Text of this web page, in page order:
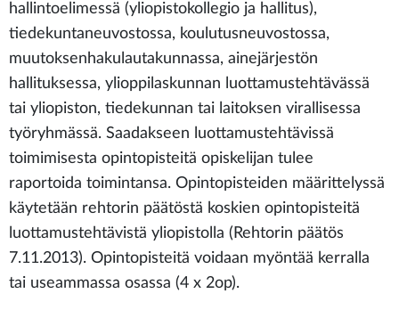
hallintoelimessä (yliopistokollegio ja hallitus),
tiedekuntaneuvostossa, koulutusneuvostossa,
muutoksenhakulautakunnassa, ainejärjestön
hallituksessa, ylioppilaskunnan luottamustehtävässä
tai yliopiston, tiedekunnan tai laitoksen virallisessa
työryhmässä. Saadakseen luottamustehtävissä
toimimisesta opintopisteitä opiskelijan tulee
raportoida toimintansa. Opintopisteiden määrittelyssä
käytetään rehtorin päätöstä koskien opintopisteitä
luottamustehtävistä yliopistolla (Rehtorin päätös
7.11.2013). Opintopisteitä voidaan myöntää kerralla
tai useammassa osassa (4 x 2op).